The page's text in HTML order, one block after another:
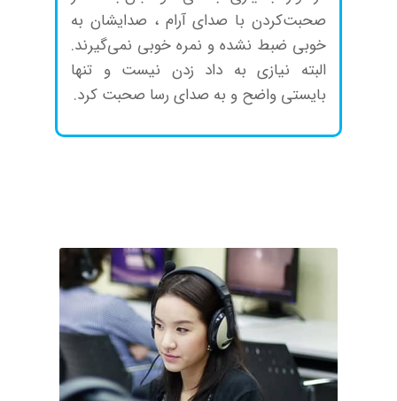
صحبت‌کردن با صدای آرام ، صدایشان به
خوبی ضبط نشده و نمره خوبی نمی‌گیرند.
البته نیازی به داد زدن نیست و تنها
بایستی واضح و به صدای رسا صحبت کرد.